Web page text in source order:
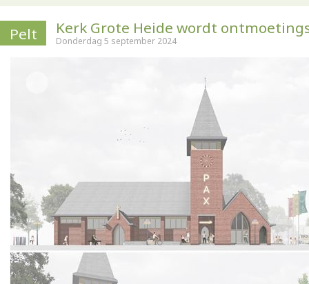
Pelt Kerk Grote Heide wordt
Donderdag 5 september 2024